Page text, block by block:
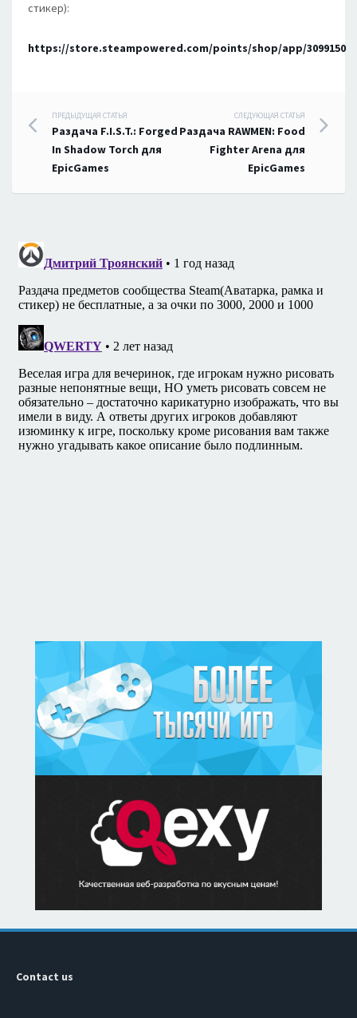
стикер):
https://store.steampowered.com/points/shop/app/3099150
Навигация
по
записям
ПРЕДЫДУЩАЯ СТАТЬЯ
Раздача F.I.S.T.: Forged
In Shadow Torch для
EpicGames
СЛЕДУЮЩАЯ СТАТЬЯ
Раздача RAWMEN: Food
Fighter Arena для
EpicGames
Contact us